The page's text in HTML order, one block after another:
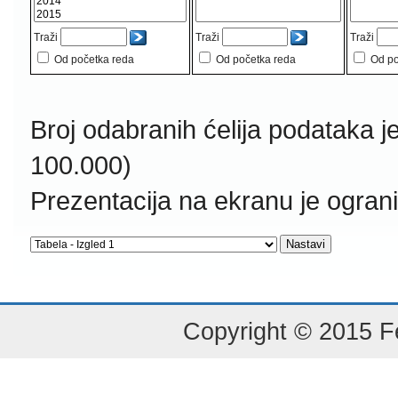
Traži
Od početka reda
Traži
Od početka reda
Traži
Od
Broj odabranih ćelija podataka
100.000)
Prezentacija na ekranu je
Copyright © 2015